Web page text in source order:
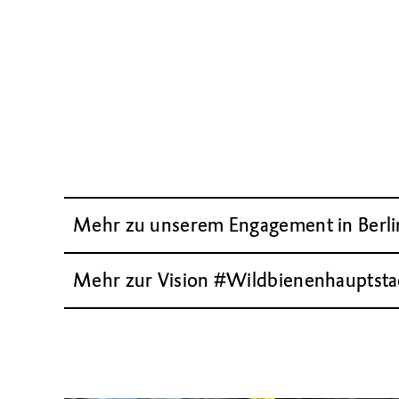
Mehr zu unserem Engagement in
Mehr zur Vision